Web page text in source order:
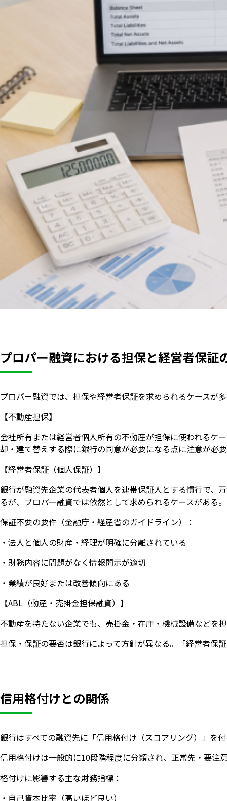
プロパー融資における担保と経営者保証
プロパー融資では、担保や経営者保証を求められるケースが
【不動産担保】
会社所有または経営者個人所有の不動産が担保に使われるケ
却・建て替えする際に銀行の同意が必要になる点に注意が必
【経営者保証（個人保証）】
銀行が融資先企業の代表者個人を連帯保証人とする慣行で、
るが、プロパー融資では依然として求められるケースがある。
保証不要の要件（金融庁・経産省のガイドライン）：
・法人と個人の財産・経理が明確に分離されている
・財務内容に問題がなく情報開示が適切
・業績が良好または改善傾向にある
【ABL（動産・売掛金担保融資）】
不動産を持たない企業でも、売掛金・在庫・機械設備などを
担保・保証の要否は銀行によって方針が異なる。「経営者保
信用格付けとの関係
銀行はすべての融資先に「信用格付け（スコアリング）」を
信用格付けは一般的に10段階程度に分類され、正常先・要
格付けに影響する主な財務指標：
・自己資本比率（高いほど良い）